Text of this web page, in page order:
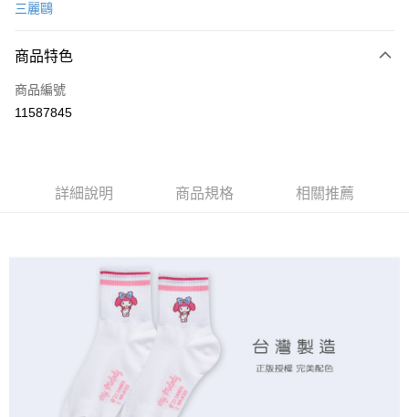
LINE Pay
Apple Pay
ATM付款
每筆NT$80，滿NT$899(含以上)免運費
每筆NT$80，滿NT$859(含以上)免運費
每筆NT$80，滿NT$899(含以上)免運費
三麗鷗
商品特色
商品編號
11587845
詳細說明 商品規格 相關推薦